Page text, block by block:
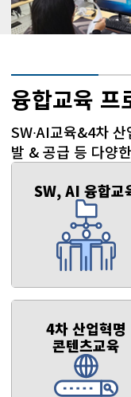
융합교육 프
SW∙AI교육&4차
발 & 공급 등 다양
SW, AI 융합교
4차 산업혁명
콘텐츠교육